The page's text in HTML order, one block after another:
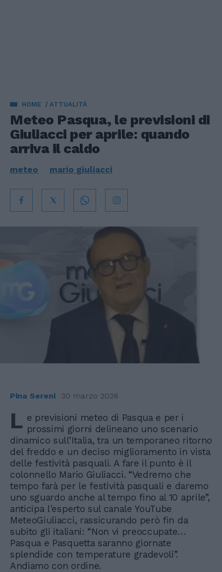
HOME ATTUALITÀ
Meteo Pasqua, le previsioni di
Giuliacci per aprile: quando
arriva il caldo
meteo mario giuliacci
Pina Sereni 30 marzo 2026
L e previsioni meteo di Pasqua e per i
prossimi giorni delineano uno scenario
dinamico sull’Italia, tra un temporaneo ritorno
del freddo e un deciso miglioramento in vista
delle festività pasquali. A fare il punto è il
colonnello Mario Giuliacci. “Vedremo che
tempo farà per le festività pasquali e daremo
uno sguardo anche al tempo fino al 10 aprile”,
anticipa l'esperto sul canale YouTube
MeteoGiuliacci, rassicurando però fin da
subito gli italiani: “Non vi preoccupate…
Pasqua e Pasquetta saranno giornate
splendide con temperature gradevoli”.
Andiamo con ordine.